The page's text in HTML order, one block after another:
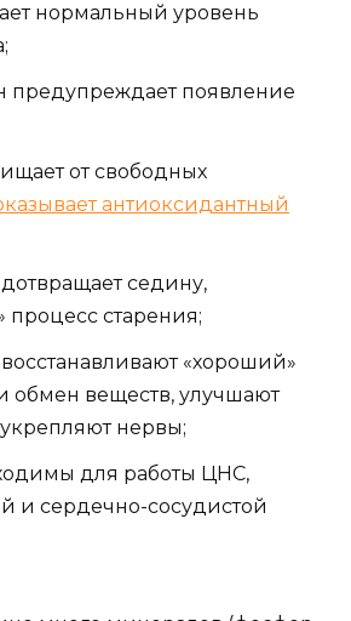
нормальный уровень
появление
от свободных
антиоксидантный
седину,
процесс старения;
«хороший»
обмен веществ, улучшают
нервы;
для работы ЦНС,
и сердечно-сосудистой